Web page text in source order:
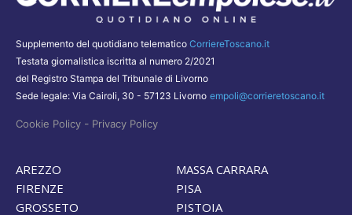
Supplemento del quotidiano telematico CorriereToscano.it
Testata giornalistica iscritta al numero 2/2021
del Registro Stampa del Tribunale di Livorno
Sede legale: Via Cairoli, 30 - 57123 Livorno empoli@corrieretoscano.it
Cookie Policy - Privacy Policy
AREZZO
FIRENZE
GROSSETO
MASSA CARRARA
PISA
PISTOIA